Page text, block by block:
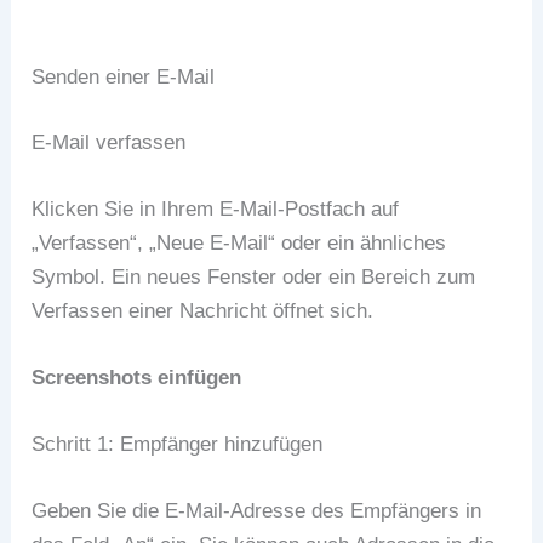
Senden einer E-Mail
E-Mail verfassen
Klicken Sie in Ihrem E-Mail-Postfach auf
„Verfassen“, „Neue E-Mail“ oder ein ähnliches
Symbol. Ein neues Fenster oder ein Bereich zum
Verfassen einer Nachricht öffnet sich.
Screenshots einfügen
Schritt 1: Empfänger hinzufügen
Geben Sie die E-Mail-Adresse des Empfängers in